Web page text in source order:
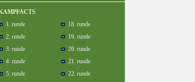
1. runde
18. runde
2. runde
19. runde
3. runde
20. runde
4. runde
21. runde
5. runde
22. runde